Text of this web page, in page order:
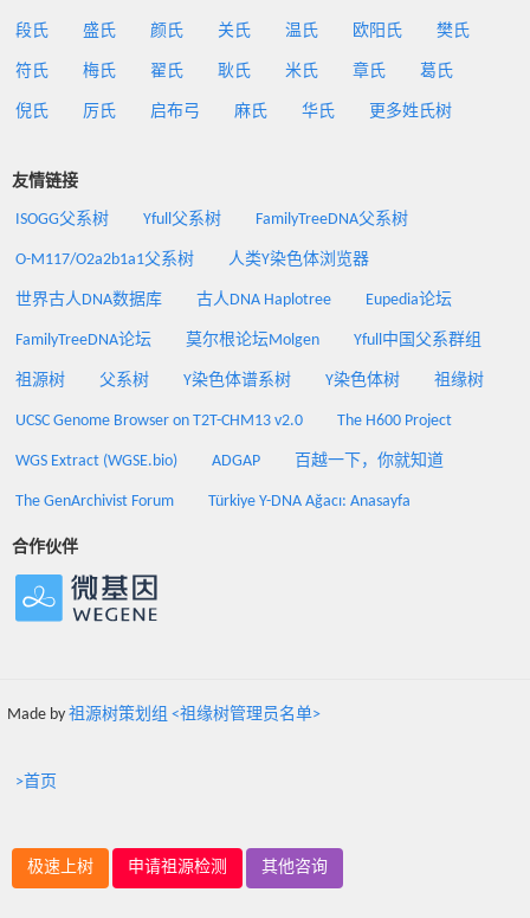
段氏 盛氏 颜氏 关氏 温氏 欧阳氏 樊氏
符氏 梅氏 翟氏 耿氏 米氏 章氏 葛氏
倪氏 厉氏 启布弓 麻氏 华氏 更多姓氏树
友情链接
ISOGG父系树 Yfull父系树 FamilyTreeDNA父系树
O-M117/O2a2b1a1父系树 人类Y染色体浏览器
世界古人DNA数据库 古人DNA Haplotree Eupedia论坛
FamilyTreeDNA论坛 莫尔根论坛Molgen Yfull中国父系群组
祖源树 父系树 Y染色体谱系树 Y染色体树 祖缘树
UCSC Genome Browser on T2T-CHM13 v2.0 The H600 Project
WGS Extract (WGSE.bio) ADGAP 百越一下，你就知道
The GenArchivist Forum Türkiye Y-DNA Ağacı: Anasayfa
合作伙伴
Made by 祖源树策划组 <祖缘树管理员名单>
>首页
极速上树 申请祖源检测 其他咨询